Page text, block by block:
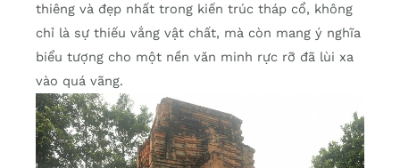
thiêng và đẹp nhất trong kiến trúc tháp cổ, không
chỉ là sự thiếu vắng vật chất, mà còn mang ý nghĩa
biểu tượng cho một nền văn minh rực rỡ đã lùi xa
vào quá vãng.